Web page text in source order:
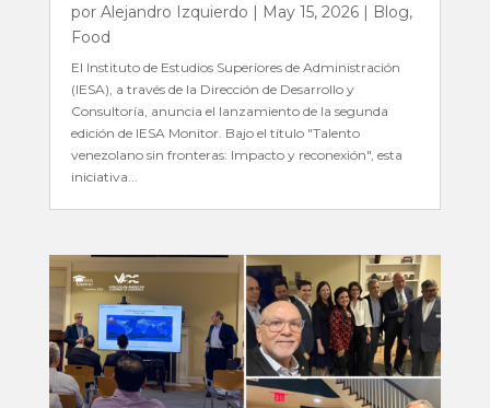
por Alejandro Izquierdo | May 15, 2026| Blog,
Food
El Instituto de Estudios Superiores de Administración
(IESA), a través de la Dirección de Desarrollo y
Consultoría, anuncia el lanzamiento de la segunda
edición de IESA Monitor. Bajo el título "Talento
venezolano sin fronteras: Impacto y reconexión", esta
iniciativa...